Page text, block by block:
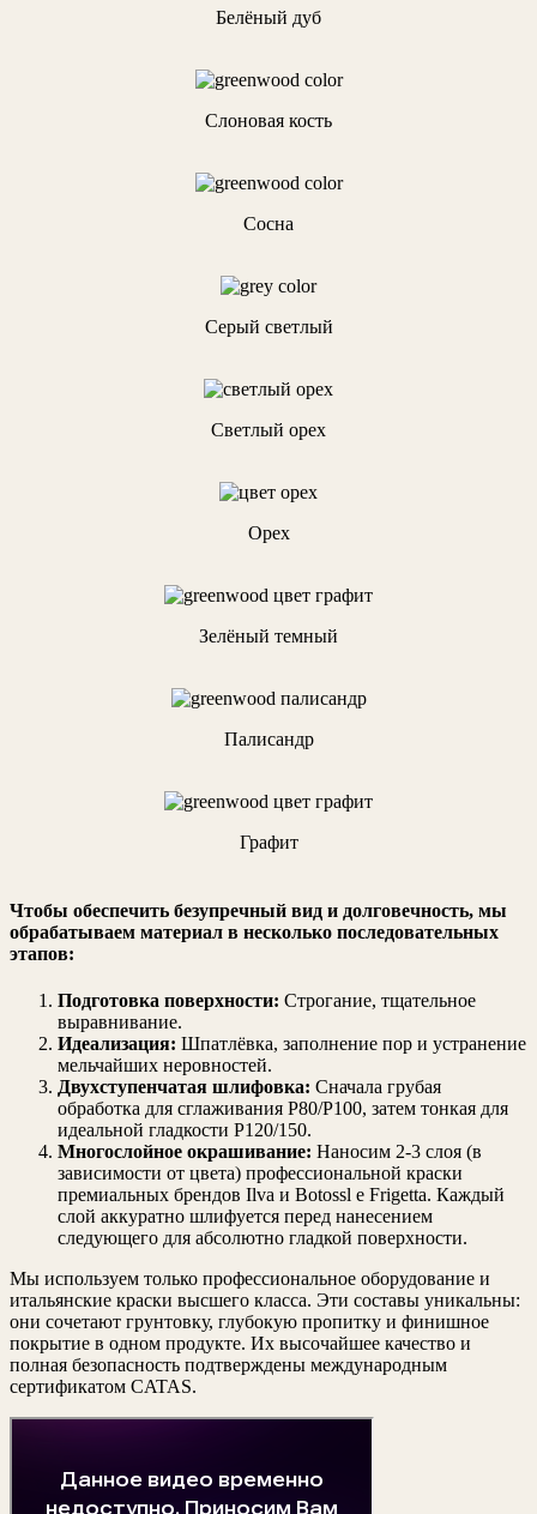
Белёный дуб
Слоновая кость
Сосна
Серый светлый
Светлый орех
Орех
Зелёный темный
Палисандр
Графит
Чтобы обеспечить безупречный вид и долговечность, мы
обрабатываем материал в несколько последовательных
этапов:
Подготовка поверхности: Строгание, тщательное
выравнивание.
Идеализация: Шпатлёвка, заполнение пор и устранение
мельчайших неровностей.
Двухступенчатая шлифовка: Сначала грубая
обработка для сглаживания Р80/Р100, затем тонкая для
идеальной гладкости Р120/150.
Многослойное окрашивание: Наносим 2-3 слоя (в
зависимости от цвета) профессиональной краски
премиальных брендов Ilva и Botossl e Frigetta. Каждый
слой аккуратно шлифуется перед нанесением
следующего для абсолютно гладкой поверхности.
Мы используем только профессиональное оборудование и
итальянские краски высшего класса. Эти составы уникальны:
они сочетают грунтовку, глубокую пропитку и финишное
покрытие в одном продукте. Их высочайшее качество и
полная безопасность подтверждены международным
сертификатом CATAS.